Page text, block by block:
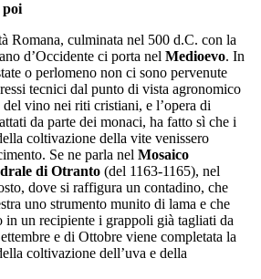
poi
Romana, culminata nel 500 d.C. con la
d’Occidente ci porta nel Medioevo. In
o perlomeno non ci sono pervenute
tecnici dal punto di vista agronomico
vino nei riti cristiani, e l’opera di
da parte dei monaci, ha fatto sì che i
coltivazione della vite venissero
Se ne parla nel Mosaico
di Otranto (del 1163-1165), nel
dove si raffigura un contadino, che
uno strumento munito di lama e che
in un recipiente i grappoli già tagliati da
e di Ottobre viene completata la
coltivazione dell’uva e della